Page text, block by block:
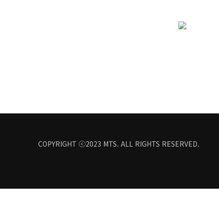
COPYRIGHT ⓒ2023 MTS. ALL RIGHTS RESERVED.